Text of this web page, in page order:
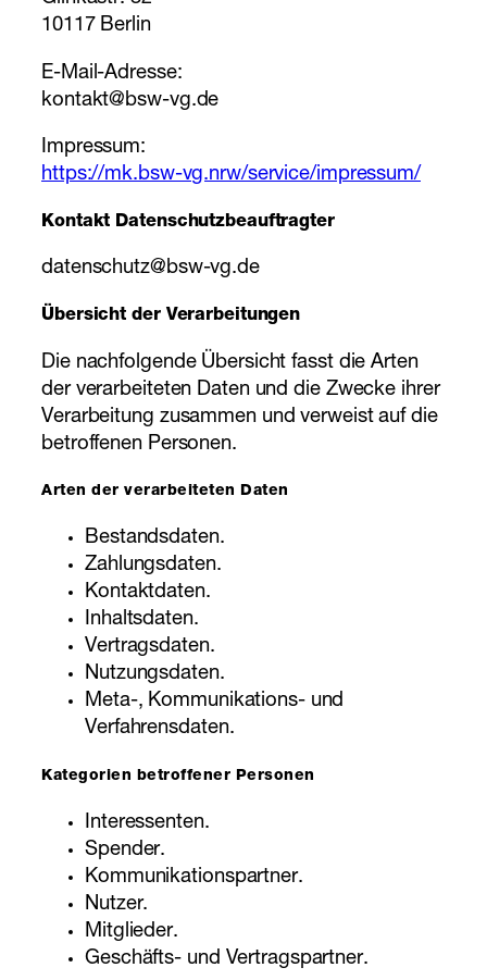
10117 Berlin
E-Mail-Adresse:
kontakt@bsw-vg.de
Impressum:
https://mk.bsw-vg.nrw/service/impressum/
Kontakt Datenschutzbeauftragter
datenschutz@bsw-vg.de
Übersicht der Verarbeitungen
Die nachfolgende Übersicht fasst die Arten
der verarbeiteten Daten und die Zwecke ihrer
Verarbeitung zusammen und verweist auf die
betroffenen Personen.
Arten der verarbeiteten Daten
Bestandsdaten.
Zahlungsdaten.
Kontaktdaten.
Inhaltsdaten.
Vertragsdaten.
Nutzungsdaten.
Meta-, Kommunikations- und
Verfahrensdaten.
Kategorien betroffener Personen
Interessenten.
Spender.
Kommunikationspartner.
Nutzer.
Mitglieder.
Geschäfts- und Vertragspartner.